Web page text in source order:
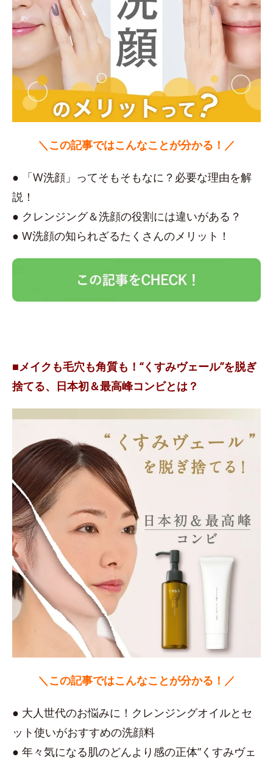
＼この記事ではこんなことが分かる！／
● 「W洗顔」ってそもそもなに？必要な理由を解
説！
● クレンジング＆洗顔の役割には違いがある？
● W洗顔の知られざるたくさんのメリット！
■メイクも毛穴も角質も！“くすみヴェール”を脱ぎ
捨てる、日本初＆最高峰コンビとは？
＼この記事ではこんなことが分かる！／
● 大人世代のお悩みに！クレンジングオイルとセ
ット使いがおすすめの洗顔料
● 年々気になる肌のどんより感の正体“くすみヴェ